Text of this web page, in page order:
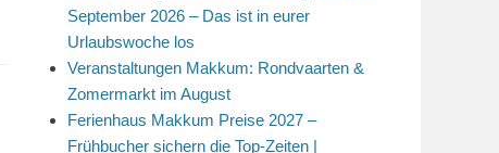
September 2026 – Das ist in eurer
Urlaubswoche los
Veranstaltungen Makkum: Rondvaarten &
Zomermarkt im August
Ferienhaus Makkum Preise 2027 –
Frühbucher sichern die Top-Zeiten |